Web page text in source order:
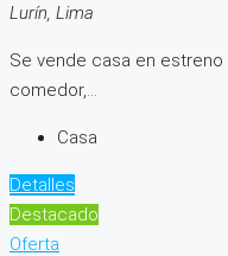
Lurín, Lima
Se vende casa en estreno
comedor,...
Casa
Detalles
Destacado
Oferta